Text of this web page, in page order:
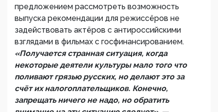
предложением рассмотреть возможность
выпуска рекомендации для режиссёров не
задействовать актёров с антироссийскими
взглядами в фильмах с госфинансированием.
«Получается странная ситуация, когда
некоторые деятели культуры мало того что
поливают грязью русских, но делают это за
счёт их налогоплательщиков. Конечно,
запрещать ничего не надо, но обратить